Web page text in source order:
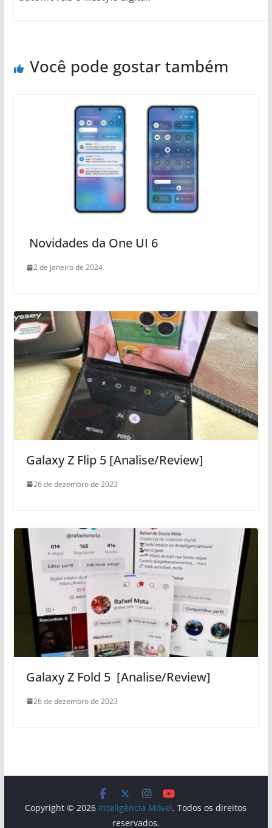
Você pode gostar também
Novidades da One UI 6
2 de janeiro de 2024
Galaxy Z Flip 5 [Analise/Review]
26 de dezembro de 2023
Galaxy Z Fold 5 [Analise/Review]
26 de dezembro de 2023
Copyright © 2026 Inteligência Móvel. Todos os direitos
reservados.